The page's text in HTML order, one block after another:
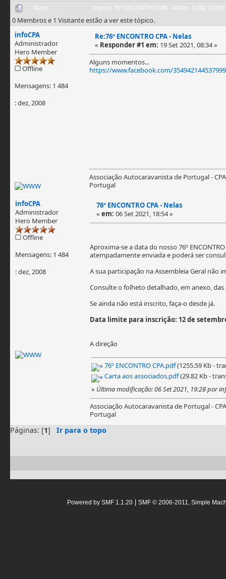
Autor Tópico: 76º ENCONTRO CPA - Nelas (Lida
0 Membros e 1 Visitante estão a ver este tópico.
infoCPA
Administrador
Hero Member
Offline
Mensagens: 1 484
: dez, 2008
Re:76º ENCONTRO CPA - Nelas
« Responder #1 em: 19 Set 2021, 08:34 »
Alguns momentos...
https://www.facebook.com/
Associação Autocaravanista de Portugal - CPA
Portugal
infoCPA
Administrador
Hero Member
Offline
Mensagens: 1 484
: dez, 2008
76º ENCONTRO CPA - Nelas
« em: 06 Set 2021, 18:54 »
Aproxima-se a data do nosso 76º
atempadamente enviada e poderá ser
A sua participação na Assembleia Geral não
Consulte o folheto detalhado, em anexo,
Se ainda não está inscrito, faça-o desde já.
Data limite para inscrição: 12 de
A direção
76º ENCONTRO CPA.pdf(1255.59 Kb -
Carta aos associados.pdf(29.82 Kb -
« Última modificação: 06 Set 2021, 19:28 por
Associação Autocaravanista de Portugal - CPA
Portugal
Páginas: [1] Ir para o topo
Powered by SMF 1.1.20 | SMF © 2006-2011, Simple